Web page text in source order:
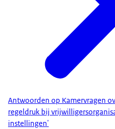
Antwoorden op Kamervragen
regeldruk bij
instellingen'